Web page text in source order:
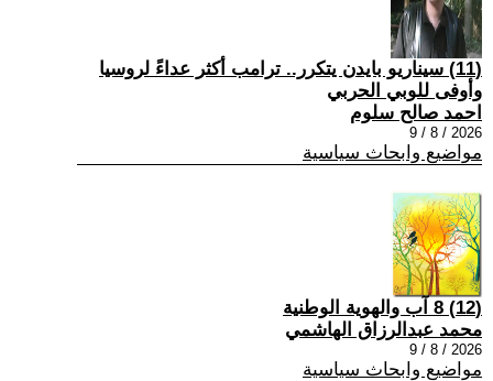
(11) سيناريو بايدن يتكرر.. ترامب أكثر عداءً لروسيا
وأوفى للوبي الحربي
احمد صالح سلوم
2026 / 8 / 9
مواضيع وابحاث سياسية
(12) 8 آب والهوية الوطنية
محمد عبدالرزاق الهاشمي
2026 / 8 / 9
مواضيع وابحاث سياسية